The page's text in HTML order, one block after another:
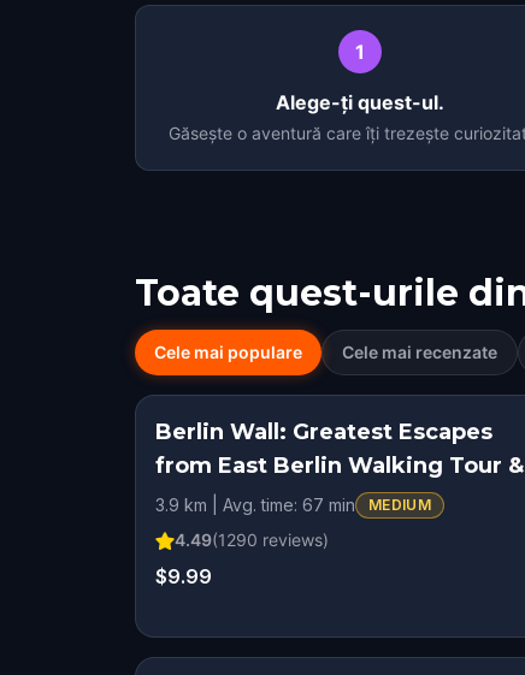
1
Alege-ți quest-ul.
Găsește o aventură care îți trezește
Toate quest-urile
Cele mai populare Cele mai recenzate
HIDDEN
Berlin Wall: Greatest Escapes
from East Berlin Walking Tour &
Escape Game
3.9 km | Avg. time: 67 min MEDIUM
4.49(1290 reviews)
$9.99